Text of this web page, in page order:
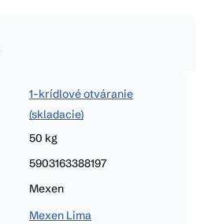
1-krídlové otváranie
(skladacie)
50 kg
5903163388197
Mexen
Mexen Lima